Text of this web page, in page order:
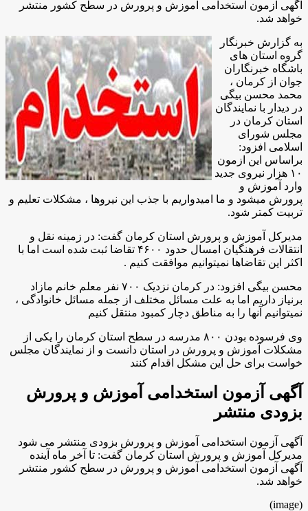
آگهی آزمون استخدامی آموزش و پرورش در سطح کشور منتشر
خواهد شد.
به گزارش خبرنگار
گروه استان های
باشگاه خبرنگاران
جوان از کرمان ،
محمد محسن بیگی
در دیدار با نمایندگان
استان کرمان در
مجلس شورای
اسلامی افزود:
براساس این ازمون
۱۰ هزار نیروی جدید
وارد آموزش و
پرورش میشود و ما امیدواریم با جذب این نیروها ، مشکلات تعلیم و
تربیت کمتر شود.
مدیرکل آموزش و پرورش استان کرمان گفت: در زمینه نقل و
انتقالات فرهنگیان امسال حدود ۴۶۰۰ تقاضا ثبت شده است اما با
اکثر این تقاضاها نمیتوانیم موافقت کنیم .
محسن بیگی افزود: در کرمان نزدیک ۷۰۰ نفر معلم خانم مازاد
برنیاز داریم اما به علت مسائل مختلف از جمله مسائل خانوادگی ،
نمیتوانیم آنها را به مناطق دچار کمبود منتقل کنیم
وی فرسوده بودن ۸۰۰ مدرسه در سطح استان کرمان را یکی از
مشکلات آموزش و پرورش در استان دانست و از نمایندگان مجلس
خواست برای حل این مشکل اقدام کنند
آگهی آزمون استخدامی آموزش و پرورش
بزودی منتشر
آگهی آزمون استخدامی آموزش و پرورش بزودی منتشر می شود
مدیرکل آموزش و پرورش استان کرمان گفت: تا آخر ماه آینده
آگهی آزمون استخدامی آموزش و پرورش در سطح کشور منتشر
خواهد شد.
(image)